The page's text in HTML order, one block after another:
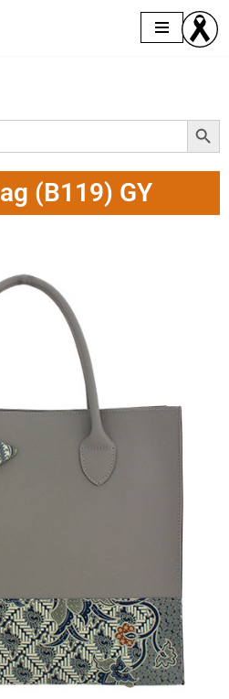
Search Button
(B119) GY